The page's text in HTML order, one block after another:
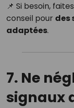
📌 Si besoin,
conseil pour des
adaptées.
7. Ne
signaux